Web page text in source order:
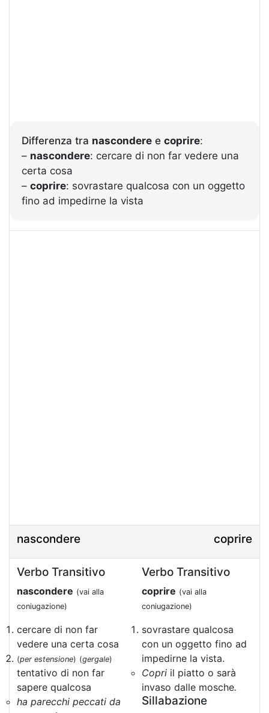
Differenza tra nascondere e coprire:
– nascondere: cercare di non far vedere una
certa cosa
– coprire: sovrastare qualcosa con un oggetto
fino ad impedirne la vista
nascondere coprire
Verbo Transitivo
nascondere (vai alla
coniugazione)
cercare di non far
vedere una certa cosa
(per estensione) (gergale)
tentativo di non far
sapere qualcosa
ha parecchi peccati da
Verbo Transitivo
coprire (vai alla
coniugazione)
sovrastare qualcosa
con un oggetto fino ad
impedirne la vista.
Copri il piatto o sarà
invaso dalle mosche.
Sillabazione